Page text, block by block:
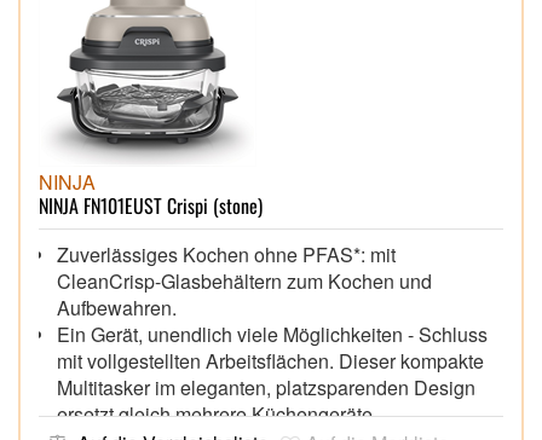
Antihaftbeschichtung
NINJA
NINJA FN101EUST Crispi (stone)
Zuverlässiges Kochen ohne PFAS*: mit
CleanCrisp-Glasbehältern zum Kochen und
Aufbewahren.
Ein Gerät, unendlich viele Möglichkeiten - Schluss
mit vollgestellten Arbeitsflächen. Dieser kompakte
Multitasker im eleganten, platzsparenden Design
ersetzt gleich mehrere Küchengeräte.